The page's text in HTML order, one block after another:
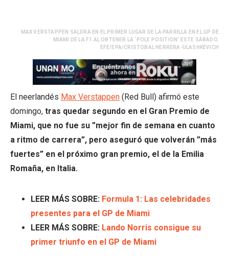
MAX VERSTAPPEN SALDRÁ EN EL PRIMER LUGAR DE LA PARRILLA EN EL GP DE
MIAMI DE LA F1 AL OBTENER LA ‘POLE POSITION’ ESTE SÁBADO.
EFE/EPA/CRISTOBAL HERRERA-ULASHKEVICH
El neerlandés Max Verstappen (Red Bull) afirmó este
domingo, tras quedar segundo en el Gran Premio de
Miami, que no fue su ”mejor fin de semana en cuanto
a ritmo de carrera”, pero aseguró que volverán ”más
fuertes” en el próximo gran premio, el de la Emilia
Romaña, en Italia.
LEER MÁS SOBRE: Formula 1: Las celebridades
presentes para el GP de Miami
LEER MÁS SOBRE: Lando Norris consigue su
primer triunfo en el GP de Miami